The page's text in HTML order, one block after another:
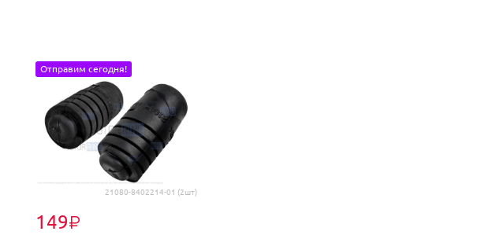
21080-8402214-01 (2шт)
149₽
Отправим сегодня!